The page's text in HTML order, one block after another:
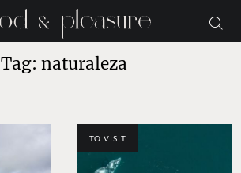
Tag: naturaleza
TO VISIT